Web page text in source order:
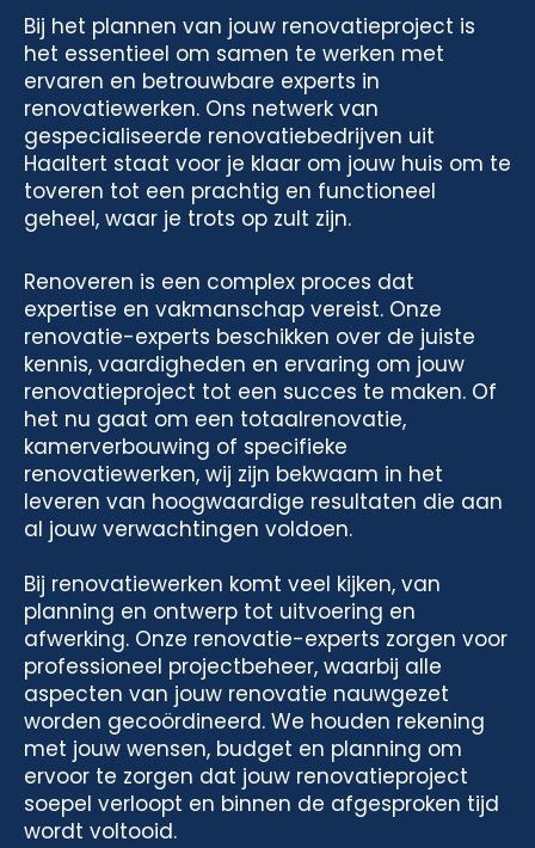
Bij het plannen van jouw renovatieproject is
het essentieel om samen te werken met
ervaren en betrouwbare experts in
renovatiewerken. Ons netwerk van
gespecialiseerde renovatiebedrijven uit
Haaltert staat voor je klaar om jouw huis om te
toveren tot een prachtig en functioneel
geheel, waar je trots op zult zijn.
Renoveren is een complex proces dat
expertise en vakmanschap vereist. Onze
renovatie-experts beschikken over de juiste
kennis, vaardigheden en ervaring om jouw
renovatieproject tot een succes te maken. Of
het nu gaat om een totaalrenovatie,
kamerverbouwing of specifieke
renovatiewerken, wij zijn bekwaam in het
leveren van hoogwaardige resultaten die aan
al jouw verwachtingen voldoen.
Bij renovatiewerken komt veel kijken, van
planning en ontwerp tot uitvoering en
afwerking. Onze renovatie-experts zorgen voor
professioneel projectbeheer, waarbij alle
aspecten van jouw renovatie nauwgezet
worden gecoördineerd. We houden rekening
met jouw wensen, budget en planning om
ervoor te zorgen dat jouw renovatieproject
soepel verloopt en binnen de afgesproken tijd
wordt voltooid.